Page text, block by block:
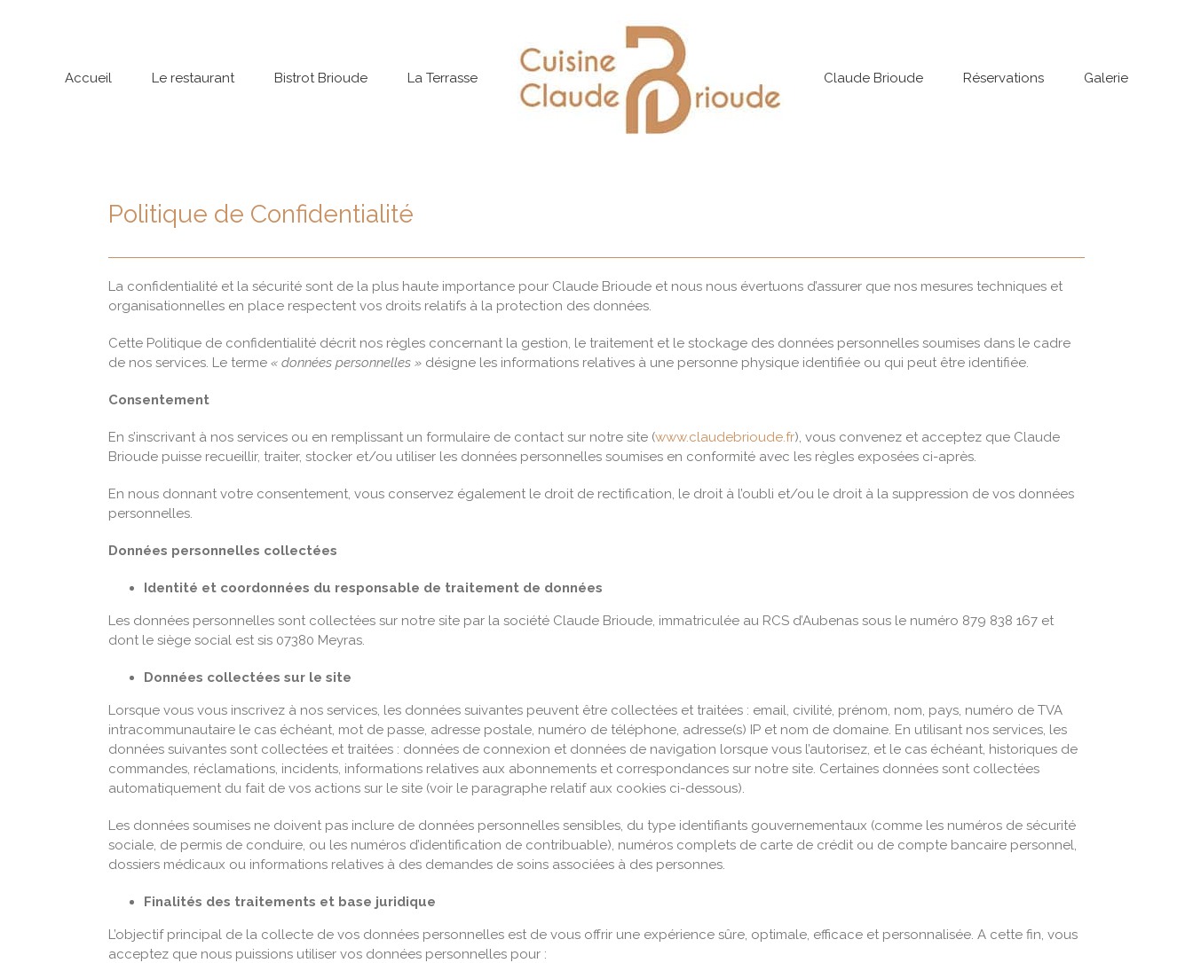
Accueil
Le restaurant Bistrot Brioude La Terrasse Claude Brioude Réservations Galerie
Politique de Confidentialité
La confidentialité et la sécurité sont de la plus haute importance pour Claude Brioude et nous nous évertuons d’assurer que nos mesures techniques et
organisationnelles en place respectent vos droits relatifs à la protection des données.
Cette Politique de confidentialité décrit nos règles concernant la gestion, le traitement et le stockage des données personnelles soumises dans le cadre
de nos services. Le terme « données personnelles » désigne les informations relatives à une personne physique identifiée ou qui peut être identifiée.
Consentement
En s’inscrivant à nos services ou en remplissant un formulaire de contact sur notre site (www.claudebrioude.fr), vous convenez et acceptez que Claude
Brioude puisse recueillir, traiter, stocker et/ou utiliser les données personnelles soumises en conformité avec les règles exposées ci-après.
En nous donnant votre consentement, vous conservez également le droit de rectification, le droit à l’oubli et/ou le droit à la suppression de vos données
personnelles.
Données personnelles collectées
Identité et coordonnées du responsable de traitement de données
Les données personnelles sont collectées sur notre site par la société Claude Brioude, immatriculée au RCS d’Aubenas sous le numéro 879 838 167 et
dont le siège social est sis 07380 Meyras.
Données collectées sur le site
Lorsque vous vous inscrivez à nos services, les données suivantes peuvent être collectées et traitées : email, civilité, prénom, nom, pays, numéro de TVA
intracommunautaire le cas échéant, mot de passe, adresse postale, numéro de téléphone, adresse(s) IP et nom de domaine. En utilisant nos services, les
données suivantes sont collectées et traitées : données de connexion et données de navigation lorsque vous l’autorisez, et le cas échéant, historiques de
commandes, réclamations, incidents, informations relatives aux abonnements et correspondances sur notre site. Certaines données sont collectées
automatiquement du fait de vos actions sur le site (voir le paragraphe relatif aux cookies ci-dessous).
Les données soumises ne doivent pas inclure de données personnelles sensibles, du type identifiants gouvernementaux (comme les numéros de sécurité
sociale, de permis de conduire, ou les numéros d’identification de contribuable), numéros complets de carte de crédit ou de compte bancaire personnel,
dossiers médicaux ou informations relatives à des demandes de soins associées à des personnes.
Finalités des traitements et base juridique
L’objectif principal de la collecte de vos données personnelles est de vous offrir une expérience sûre, optimale, efficace et personnalisée. A cette fin, vous
acceptez que nous puissions utiliser vos données personnelles pour :